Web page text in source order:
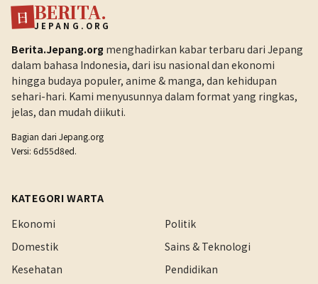
日 BERITA.
JEPANG.ORG
Berita.Jepang.org menghadirkan kabar terbaru dari Jepang
dalam bahasa Indonesia, dari isu nasional dan ekonomi
hingga budaya populer, anime & manga, dan kehidupan
sehari-hari. Kami menyusunnya dalam format yang ringkas,
jelas, dan mudah diikuti.
Bagian dari Jepang.org
Versi: 6d55d8ed.
KATEGORI WARTA
Ekonomi
Politik
Domestik
Sains & Teknologi
Kesehatan
Pendidikan